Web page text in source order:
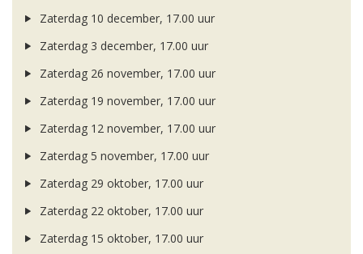
Zaterdag 10 december, 17.00 uur
Zaterdag 3 december, 17.00 uur
Zaterdag 26 november, 17.00 uur
Zaterdag 19 november, 17.00 uur
Zaterdag 12 november, 17.00 uur
Zaterdag 5 november, 17.00 uur
Zaterdag 29 oktober, 17.00 uur
Zaterdag 22 oktober, 17.00 uur
Zaterdag 15 oktober, 17.00 uur